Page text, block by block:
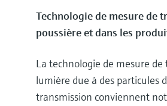
Technologie de mesure de
poussière et dans les
La technologie de mesure
lumière due à des particules
transmission conviennent